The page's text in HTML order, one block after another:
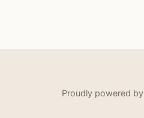
Proudly powered by